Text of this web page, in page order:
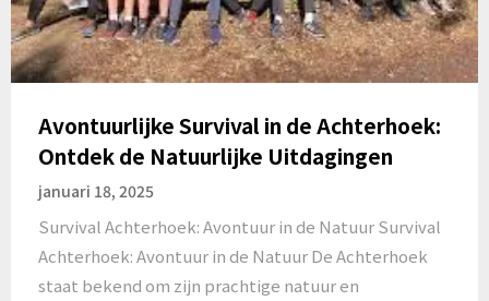
Avontuurlijke Survival in de Achterhoek:
Ontdek de Natuurlijke Uitdagingen
januari 18, 2025
Survival Achterhoek: Avontuur in de Natuur Survival
Achterhoek: Avontuur in de Natuur De Achterhoek
staat bekend om zijn prachtige natuur en